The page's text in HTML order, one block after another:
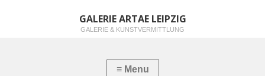
GALERIE ARTAE LEIPZIG
GALERIE & KUNSTVERMITTLUNG